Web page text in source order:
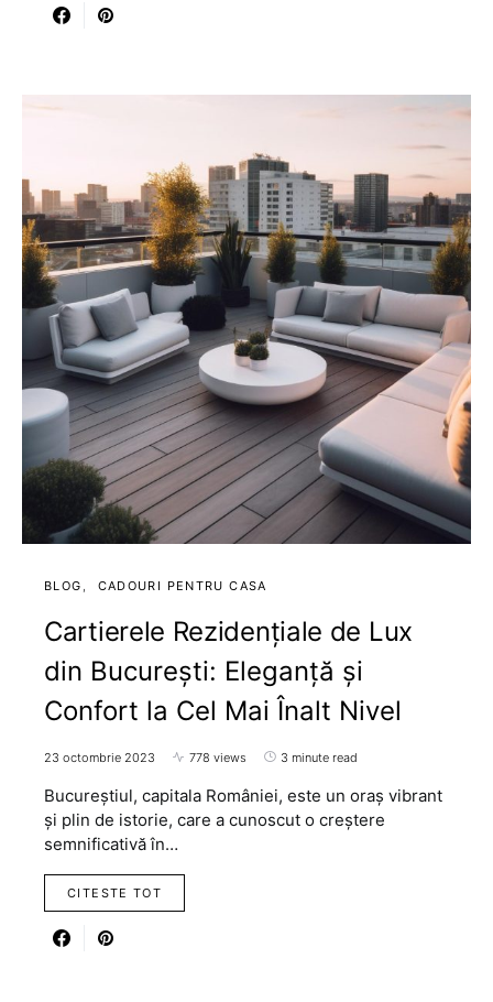
BLOG CADOURI PENTRU CASA
Cartierele Rezidențiale de Lux
din București: Eleganță și
Confort la Cel Mai Înalt Nivel
23 octombrie 2023 778 views 3 minute read
Bucureștiul, capitala României, este un oraș vibrant
și plin de istorie, care a cunoscut o creștere
semnificativă în…
CITESTE TOT